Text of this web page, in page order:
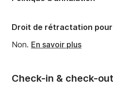
Check-in & check-out
Droit de rétractation
Non. En savoir plus